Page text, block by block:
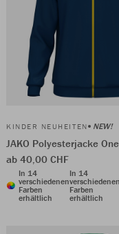
KINDER NEUHEITEN NEW!
JAKO Polyesterjacke One
ab 40,00 CHF
In 14
verschiedenen
Farben
erhältlich
In 14
Farben
erhältlich